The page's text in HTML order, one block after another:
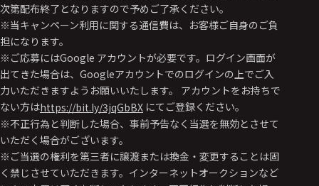
次第配布終了となりますので予めご了承ください。
※当キャンペーン利用に関する通信費は、お客様ご自身のご負
担になります。
※ご応募にはGoogle アカウントが必要です。ログイン画面が
出てきた場合は、Googleアカウントでのログインの上でご入
力いただきますようお願いいたします。 アカウントをお持ちで
ない方はhttps://bit.ly/3jqGbBX にてご登録ください。
※不正行為と判断した場合、事前予告なく当選を無効とさせて
いただく場合がございます。
※ご当選の権利を第三者に譲渡または換金・変更することは固
く禁じさせていただきます。インターネットオークションなど